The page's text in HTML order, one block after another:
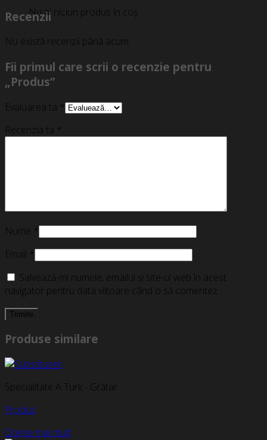
Nu ai niciun produs în coș.
Recenzii
Nu există recenzii până acum.
Fii primul care scrii o recenzie pentru
„Produs”
Evaluarea ta *
Recenzia ta *
Nume *
Email *
Salvează-mi numele, emailul și site-ul web în acest
navigator pentru data viitoare când o să comentez.
Produse similare
Specialitate A Turk - Grătar
Produs
Citește mai mult